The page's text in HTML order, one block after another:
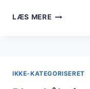
LÆS MERE
IKKE-KATEGORISERET